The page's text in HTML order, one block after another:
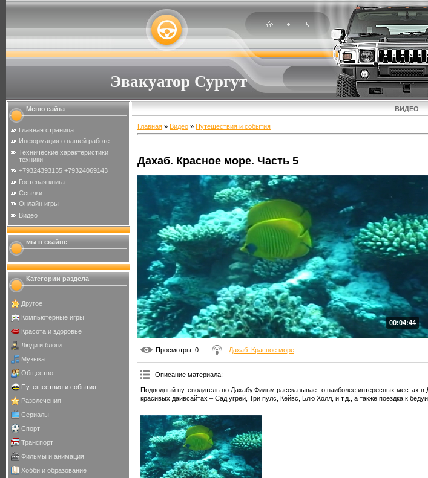
Эвакуатор Сургут
Меню сайта
Главная страница
Информация о нашей работе
Технические характеристики
техники
+79324393135 +79324069143
Гостевая книга
Ссылки
Онлайн игры
Видео
мы в скайпе
Категории раздела
Другое
Компьютерные игры
Красота и здоровье
Люди и блоги
Музыка
Общество
Путешествия и события
Развлечения
Сериалы
Спорт
Транспорт
Фильмы и анимация
Хобби и образование
ВИДЕО
Главная » Видео » Путешествия и события
Дахаб. Красное море. Часть 5
00:04:44
Просмотры: 0 Дахаб. Красное море
Описание материала:
Подводный путеводитель по Дахабу.Фильм рассказывает о наиболее интересных местах
красивых дайвсайтах – Сад угрей, Три пулс, Кейвс, Блю Холл, и т.д., а также поездка к